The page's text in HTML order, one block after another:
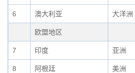
6 澳大利亚 大洋洲
欧盟地区
7 印度 亚洲
8 阿根廷 美洲